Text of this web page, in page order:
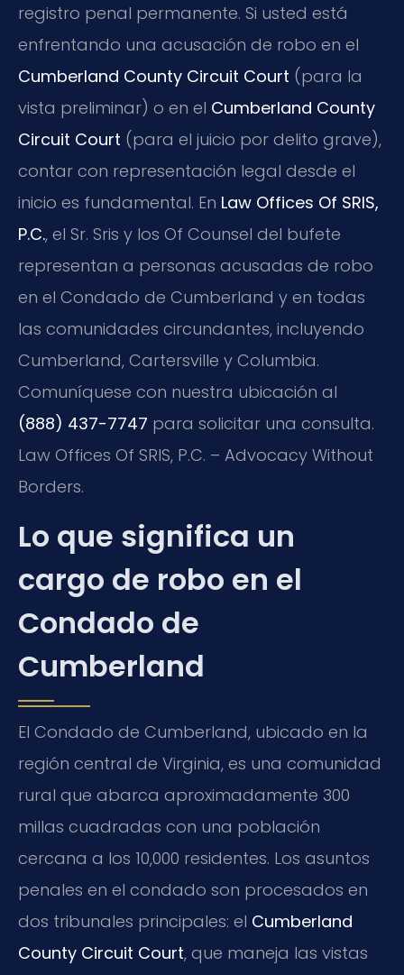
registro penal permanente. Si usted está
enfrentando una acusación de robo en el
Cumberland County Circuit Court (para la
vista preliminar) o en el Cumberland County
Circuit Court (para el juicio por delito grave),
contar con representación legal desde el
inicio es fundamental. En Law Offices Of SRIS,
P.C., el Sr. Sris y los Of Counsel del bufete
representan a personas acusadas de robo
en el Condado de Cumberland y en todas
las comunidades circundantes, incluyendo
Cumberland, Cartersville y Columbia.
Comuníquese con nuestra ubicación al
(888) 437-7747 para solicitar una consulta.
Law Offices Of SRIS, P.C. – Advocacy Without
Borders.
Lo que significa un
cargo de robo en el
Condado de
Cumberland
El Condado de Cumberland, ubicado en la
región central de Virginia, es una comunidad
rural que abarca aproximadamente 300
millas cuadradas con una población
cercana a los 10,000 residentes. Los asuntos
penales en el condado son procesados en
dos tribunales principales: el Cumberland
County Circuit Court, que maneja las vistas